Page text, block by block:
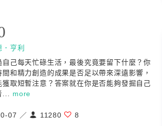
．亨利
自己每天忙碌生活，最後究竟要留下什麼？你
和精力創造的成果是否足以帶來深遠影響，
獲取短暫注意？答案就在你是否能夠發掘自己
... more
07 ／ 11280 8